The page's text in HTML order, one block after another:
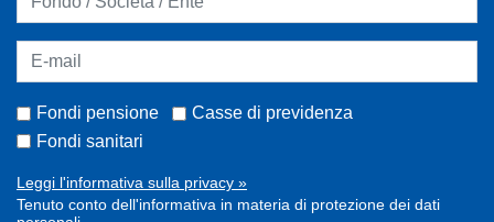
Fondi pensione
Casse di previdenza
Fondi sanitari
Leggi l'informativa sulla privacy »
Tenuto conto dell'informativa in materia di protezione dei dati